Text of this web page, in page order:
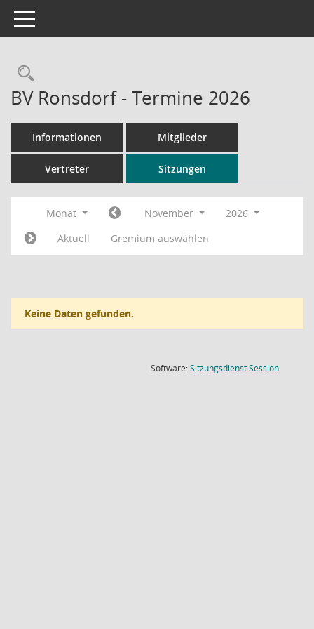
Toggle navigation
Rechercheauswahl
BV Ronsdorf - Termine 2026
Informationen Mitglieder
Vertreter Sitzungen
Monat November
2026
Aktuell
Gremium auswählen
Keine Daten gefunden.
Software:SitzungsdienstSession(Wird in